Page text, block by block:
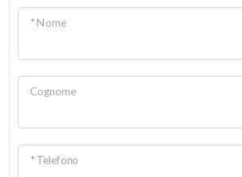
* Nome
Cognome
* Telefono